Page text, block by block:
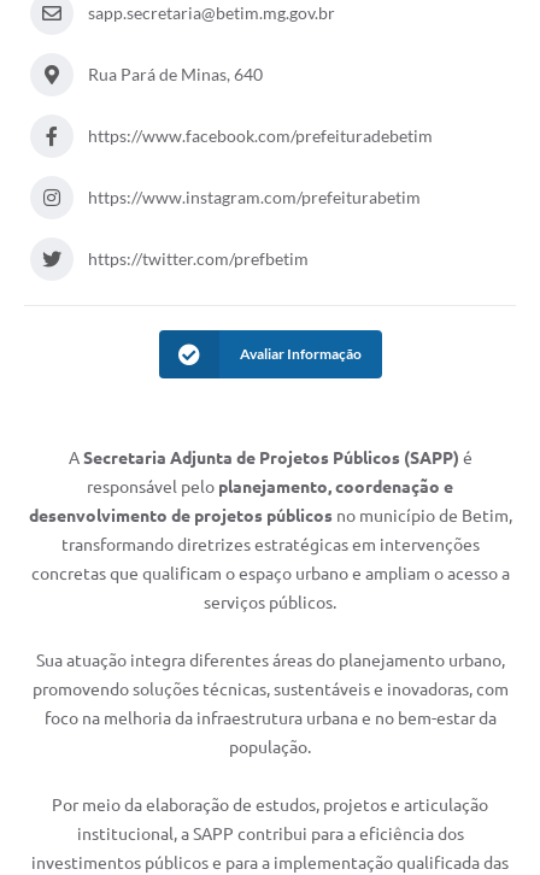
sapp.secretaria@betim.mg.gov.br
Rua Pará de Minas, 640
https://www.facebook.com/prefeituradebetim
https://www.instagram.com/prefeiturabetim
https://twitter.com/prefbetim
Avaliar Informação
ASecretaria Adjunta de Projetos Públicos (SAPP) é
responsável pelo planejamento, coordenação e
desenvolvimento de projetos públicosno município de Betim,
transformando diretrizes estratégicas em intervenções
concretas que qualificam o espaço urbano e ampliam o acesso a
serviços públicos.
Sua atuação integra diferentes áreas do planejamento urbano,
promovendo soluções técnicas, sustentáveis e inovadoras, com
foco na melhoria da infraestrutura urbana e no bem-estar da
população.
Por meio da elaboração de estudos, projetos e articulação
institucional, a SAPP contribui para a eficiência dos
investimentos públicos e para a implementação qualificada das